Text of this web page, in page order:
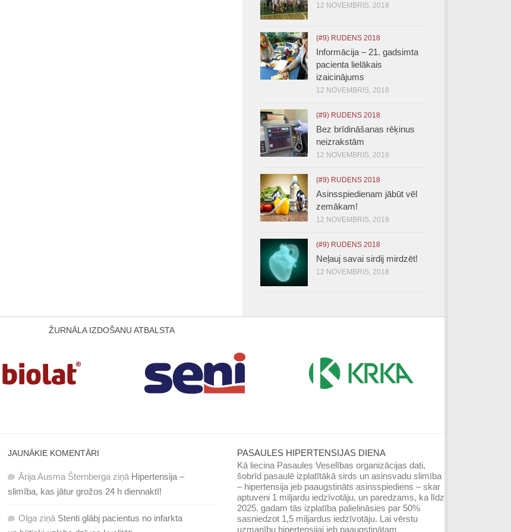
12 NOVEMBRIS, 2018
(#9) RUDENS 2018
Informācija – 21. gadsimta
pacienta lielākais
izaicinājums
12 NOVEMBRIS, 2018
(#9) RUDENS 2018
Bez brīdināšanas rēķinus
neizrakstām
12 NOVEMBRIS, 2018
(#9) RUDENS 2018
Asinsspiedienam jābūt vēl
zemākam!
12 NOVEMBRIS, 2018
(#9) RUDENS 2018
Neļauj savai sirdij mirdzēt!
12 NOVEMBRIS, 2018
ŽURNĀLA IZDOŠANU ATBALSTA
JAUNĀKIE KOMENTĀRI
Ārija Ausma Šternberga ziņā Hipertensija –
slimība, kas jātur grožos 24 h diennaktī!
Olga ziņā Stenti glābj pacientus no infarkta
PASAULES HIPERTENSIJAS DIENA
Kā liecina Pasaules Veselības organizācijas dati,
šobrīd pasaulē izplatītākā sirds un asinsvadu slimība
– hipertensija jeb paaugstināts asinsspiediens – skar
aptuveni 1 miljardu iedzīvotāju, un paredzams, ka līdz
2025. gadam tās izplatība palielināsies par 50%
sasniedzot 1,5 miljardus iedzīvotāju. Lai vērstu
uzmanību hipertensijai jeb paaugstinātam